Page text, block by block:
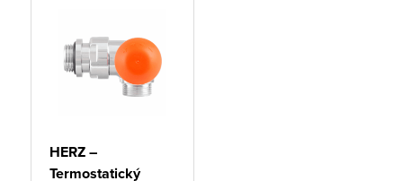
HERZ –
Termostatický